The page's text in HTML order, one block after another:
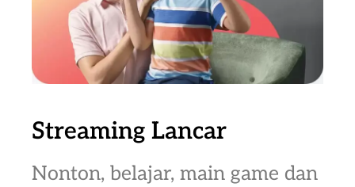
Streaming Lancar
Nonton, belajar, main game dan